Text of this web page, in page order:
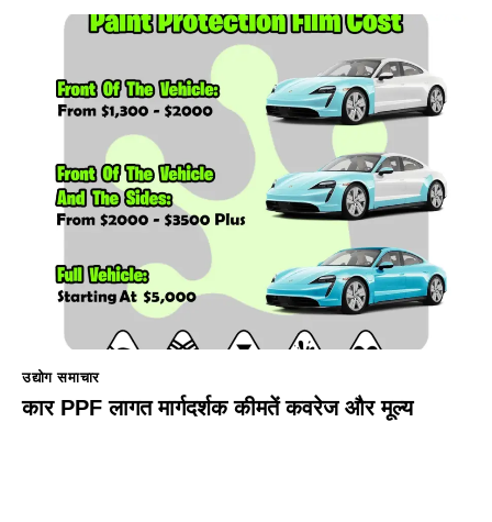
उद्योग समाचार
कार PPF लागत मार्गदर्शक कीमतें कवरेज और मूल्य